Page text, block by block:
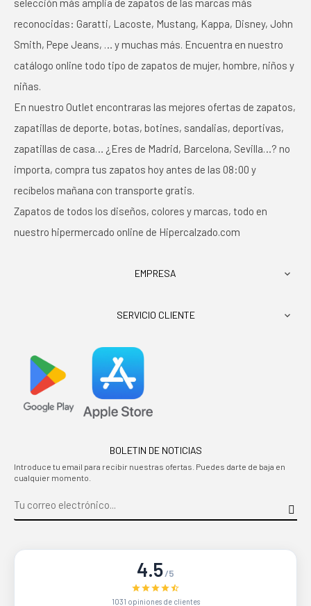
selección más amplia de zapatos de las marcas más
reconocidas: Garatti, Lacoste, Mustang, Kappa, Disney, John
Smith, Pepe Jeans, … y muchas más. Encuentra en nuestro
catálogo online todo tipo de zapatos de mujer, hombre, niños y
niñas.
En nuestro Outlet encontraras las mejores ofertas de zapatos,
zapatillas de deporte, botas, botines, sandalias, deportivas,
zapatillas de casa… ¿Eres de Madrid, Barcelona, Sevilla…? no
importa, compra tus zapatos hoy antes de las 08:00 y
recíbelos mañana con transporte gratis.
Zapatos de todos los diseños, colores y marcas, todo en
nuestro hipermercado online de Hipercalzado.com
EMPRESA 
SERVICIO CLIENTE 
BOLETIN DE NOTICIAS
Introduce tu email para recibir nuestras ofertas. Puedes darte de baja en
cualquier momento.
4.5/5
1031 opiniones de clientes